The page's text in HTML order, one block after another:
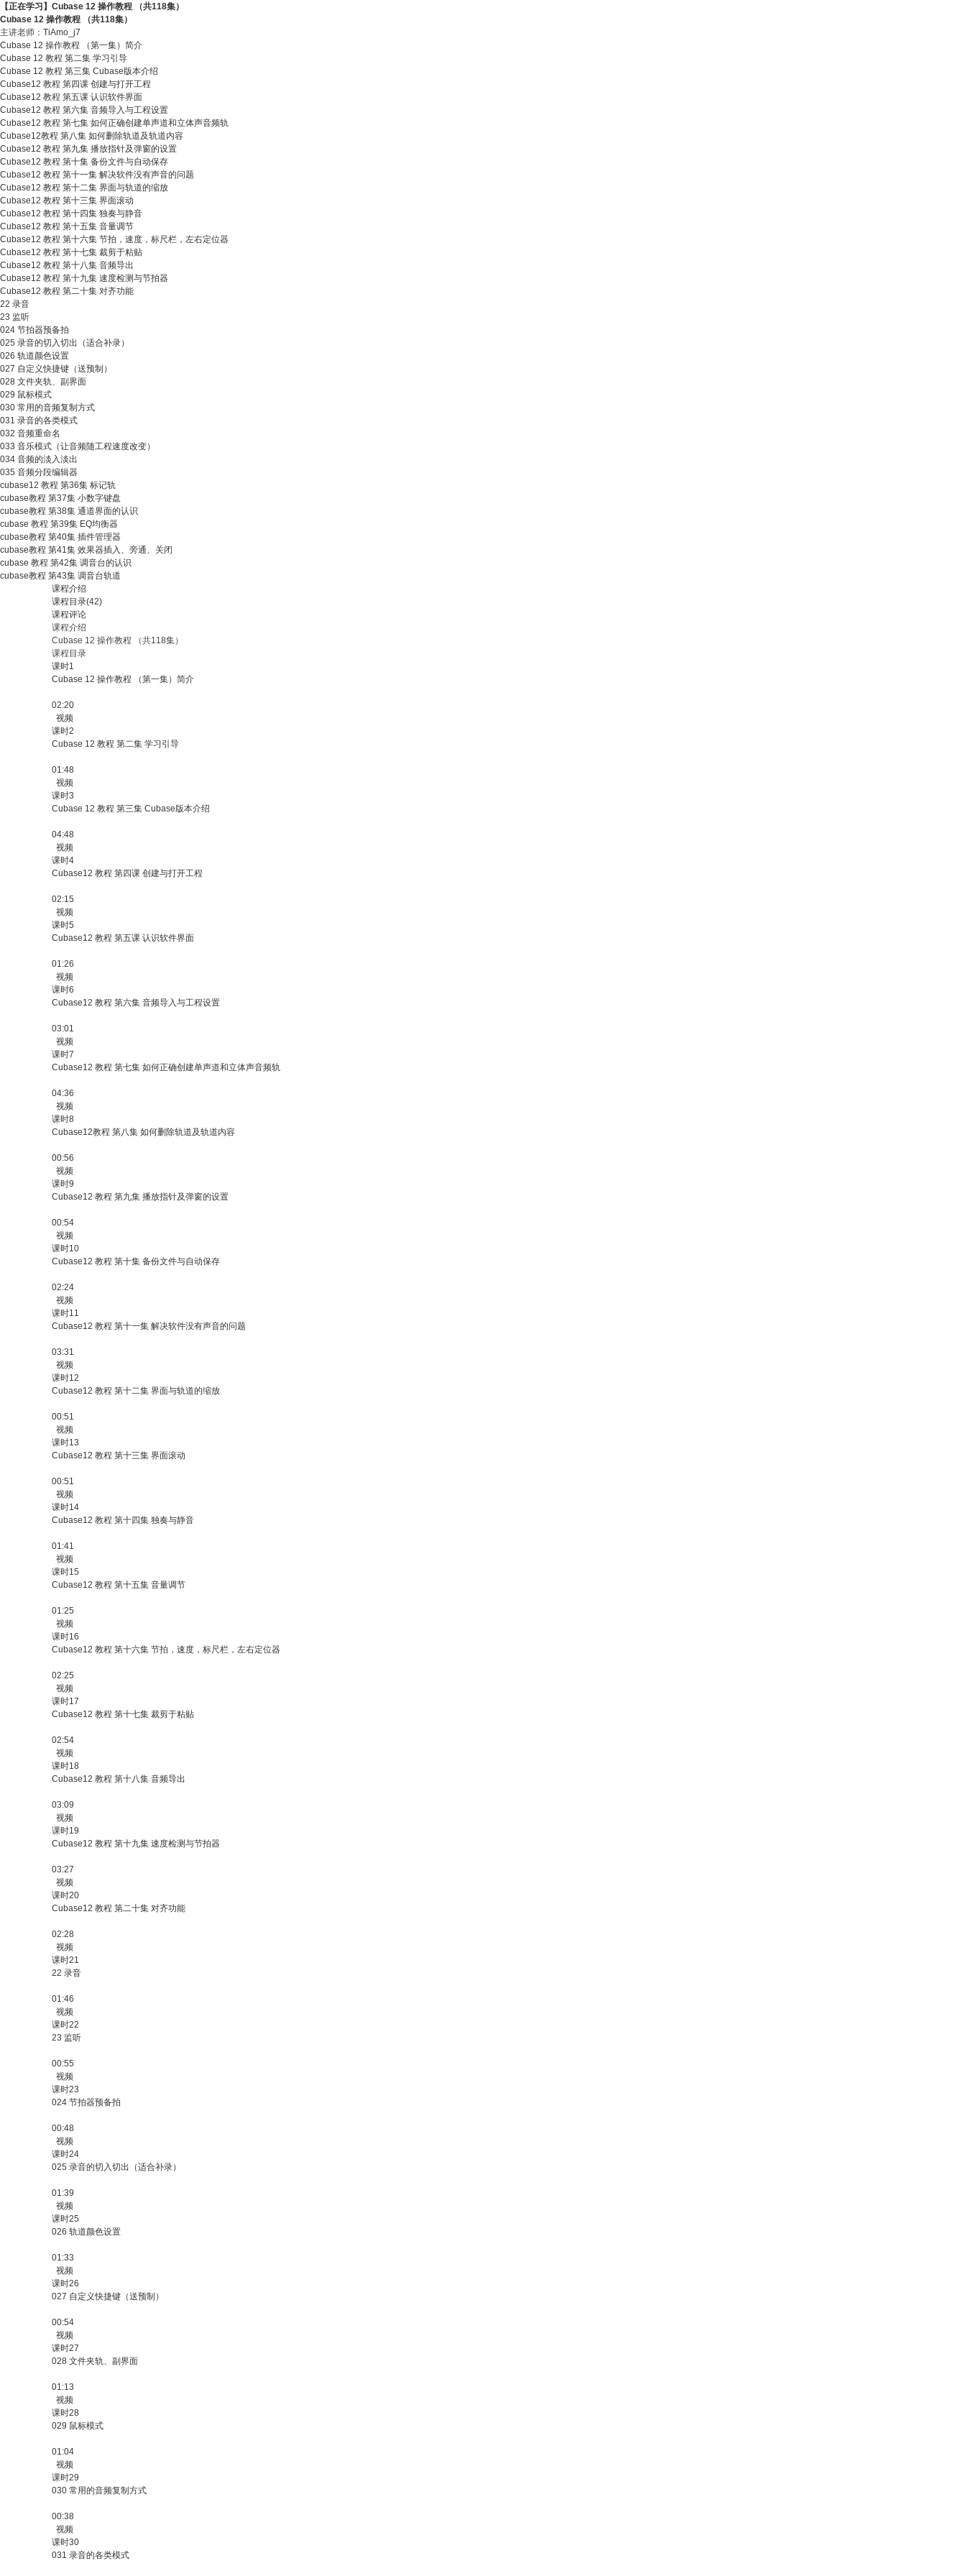
【正在学习】Cubase 12 操作教程 （共118集）
Cubase 12 操作教程 （共118集）
主讲老师： TiAmo_j7
Cubase 12 操作教程 （第一集）简介
Cubase 12 教程 第二集 学习引导
Cubase 12 教程 第三集 Cubase版本介绍
Cubase12 教程 第四课 创建与打开工程
Cubase12 教程 第五课 认识软件界面
Cubase12 教程 第六集 音频导入与工程设置
Cubase12 教程 第七集 如何正确创建单声道和立体声音频轨
Cubase12教程 第八集 如何删除轨道及轨道内容
Cubase12 教程 第九集 播放指针及弹窗的设置
Cubase12 教程 第十集 备份文件与自动保存
Cubase12 教程 第十一集 解决软件没有声音的问题
Cubase12 教程 第十二集 界面与轨道的缩放
Cubase12 教程 第十三集 界面滚动
Cubase12 教程 第十四集 独奏与静音
Cubase12 教程 第十五集 音量调节
Cubase12 教程 第十六集 节拍，速度，标尺栏，左右定位器
Cubase12 教程 第十七集 裁剪于粘贴
Cubase12 教程 第十八集 音频导出
Cubase12 教程 第十九集 速度检测与节拍器
Cubase12 教程 第二十集 对齐功能
22 录音
23 监听
024 节拍器预备拍
025 录音的切入切出（适合补录）
026 轨道颜色设置
027 自定义快捷键（送预制）
028 文件夹轨、副界面
029 鼠标模式
030 常用的音频复制方式
031 录音的各类模式
032 音频重命名
033 音乐模式（让音频随工程速度改变）
034 音频的淡入淡出
035 音频分段编辑器
cubase12 教程 第36集 标记轨
cubase教程 第37集 小数字键盘
cubase教程 第38集 通道界面的认识
cubase 教程 第39集 EQ均衡器
cubase教程 第40集 插件管理器
cubase教程 第41集 效果器插入、旁通、关闭
cubase 教程 第42集 调音台的认识
cubase教程 第43集 调音台轨道
课程介绍
课程目录(42)
课程评论
课程介绍
Cubase 12 操作教程 （共118集）
课程目录
课时1
Cubase 12 操作教程 （第一集）简介
02:20
视频
课时2
Cubase 12 教程 第二集 学习引导
01:48
视频
课时3
Cubase 12 教程 第三集 Cubase版本介绍
04:48
视频
课时4
Cubase12 教程 第四课 创建与打开工程
02:15
视频
课时5
Cubase12 教程 第五课 认识软件界面
01:26
视频
课时6
Cubase12 教程 第六集 音频导入与工程设置
03:01
视频
课时7
Cubase12 教程 第七集 如何正确创建单声道和立体声音频轨
04:36
视频
课时8
Cubase12教程 第八集 如何删除轨道及轨道内容
00:56
视频
课时9
Cubase12 教程 第九集 播放指针及弹窗的设置
00:54
视频
课时10
Cubase12 教程 第十集 备份文件与自动保存
02:24
视频
课时11
Cubase12 教程 第十一集 解决软件没有声音的问题
03:31
视频
课时12
Cubase12 教程 第十二集 界面与轨道的缩放
00:51
视频
课时13
Cubase12 教程 第十三集 界面滚动
00:51
视频
课时14
Cubase12 教程 第十四集 独奏与静音
01:41
视频
课时15
Cubase12 教程 第十五集 音量调节
01:25
视频
课时16
Cubase12 教程 第十六集 节拍，速度，标尺栏，左右定位器
02:25
视频
课时17
Cubase12 教程 第十七集 裁剪于粘贴
02:54
视频
课时18
Cubase12 教程 第十八集 音频导出
03:09
视频
课时19
Cubase12 教程 第十九集 速度检测与节拍器
03:27
视频
课时20
Cubase12 教程 第二十集 对齐功能
02:28
视频
课时21
22 录音
01:46
视频
课时22
23 监听
00:55
视频
课时23
024 节拍器预备拍
00:48
视频
课时24
025 录音的切入切出（适合补录）
01:39
视频
课时25
026 轨道颜色设置
01:33
视频
课时26
027 自定义快捷键（送预制）
00:54
视频
课时27
028 文件夹轨、副界面
01:13
视频
课时28
029 鼠标模式
01:04
视频
课时29
030 常用的音频复制方式
00:38
视频
课时30
031 录音的各类模式